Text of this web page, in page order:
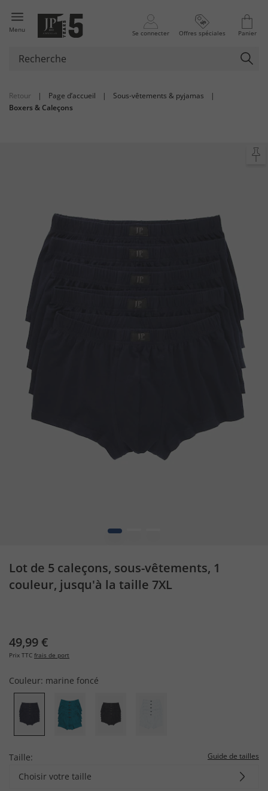
Menu Se connecter Offres spéciales Panier
Retour | Page d’accueil | Sous-vêtements & pyjamas
|
Boxers & Caleçons
1
Lot de 5 caleçons, sous-vêtements, 1
couleur, jusqu'à la taille 7XL
49,99 €
Prix TTC frais de port
Couleur: marine foncé
Taille: Guide de tailles
Choisir votre taille